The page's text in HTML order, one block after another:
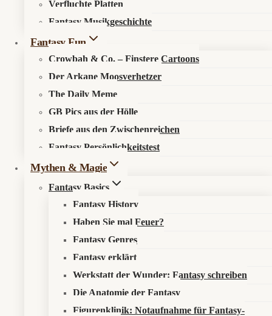
Verfluchte Platten
Fantasy Musikgeschichte
Fantasy Fun
Crowbah & Co. – Finstere Cartoons
Der Arkane Moosverhetzer
The Daily Meme
GB Pics aus der Hölle
Briefe aus den Zwischenreichen
Fantasy Persönlichkeitstest
Mythen & Magie
Fantasy Basics
Fantasy History
Haben Sie mal Feuer?
Fantasy Genres
Fantasy erklärt
Werkstatt der Wunder: Fantasy schreiben
Die Anatomie der Fantasy
Figurenklinik: Notaufnahme für Fantasy-
Datenschutzerklärung
Impressum
Sonst noch was?
Fantastisch werben
Newsletter